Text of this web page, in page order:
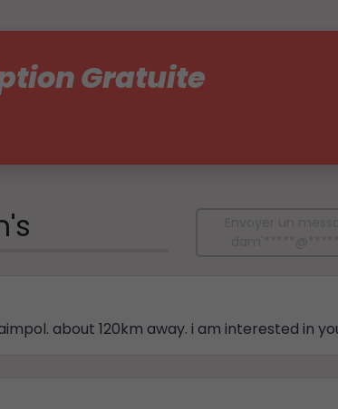
Gratuite
about 120km away. i am interested in